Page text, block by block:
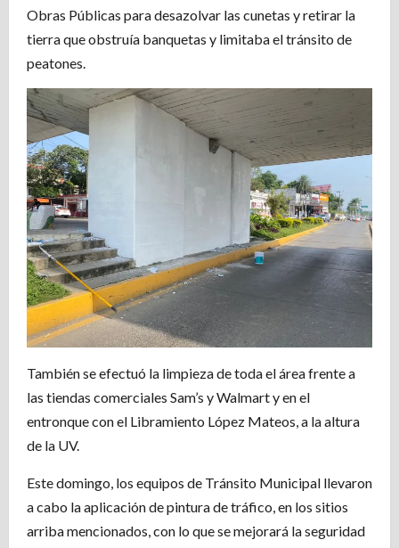
Obras Públicas para desazolvar las cunetas y retirar la
tierra que obstruía banquetas y limitaba el tránsito de
peatones.
También se efectuó la limpieza de toda el área frente a
las tiendas comerciales Sam’s y Walmart y en el
entronque con el Libramiento López Mateos, a la altura
de la UV.
Este domingo, los equipos de Tránsito Municipal llevaron
a cabo la aplicación de pintura de tráfico, en los sitios
arriba mencionados, con lo que se mejorará la seguridad